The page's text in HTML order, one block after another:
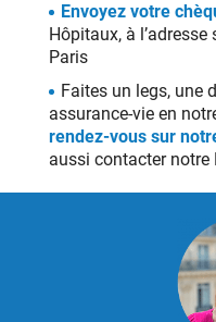
Envoyez votre
Hôpitaux, à
Paris
Faites un legs, une
assurance-vie en
rendez-vous sur
aussi contacter notre